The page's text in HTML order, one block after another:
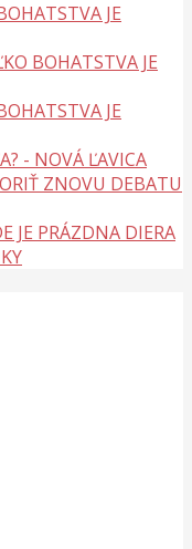
JE
BOHATSTVA JE
JE
- NOVÁ ĽAVICA
ZNOVU DEBATU
JE PRÁZDNA DIERA